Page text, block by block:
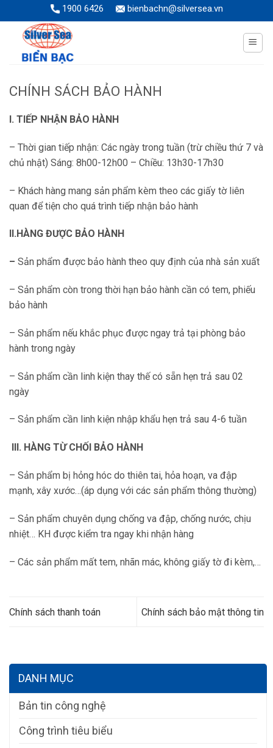
to
content
1900 6426 bienbachn@silversea.vn
DANH MỤC
Bản tin công nghệ
Công trình tiêu biểu
CHÍNH SÁCH BẢO HÀNH
I. TIẾP NHẬN BẢO HÀNH
– Thời gian tiếp nhận: Các ngày trong tuần (trừ chiều thứ 7 và
chủ nhật) Sáng: 8h00-12h00 – Chiều: 13h30-17h30
– Khách hàng mang sản phẩm kèm theo các giấy tờ liên
quan để tiện cho quá trình tiếp nhận bảo hành
II.HÀNG ĐƯỢC BẢO HÀNH
– Sản phẩm được bảo hành theo quy định của nhà sản xuất
– Sản phẩm còn trong thời hạn bảo hành cần có tem, phiếu
bảo hành
– Sản phẩm nếu khắc phục được ngay trả tại phòng bảo
hành trong ngày
– Sản phẩm cần linh kiện thay thế có sẵn hẹn trả sau 02
ngày
– Sản phẩm cần linh kiện nhập khẩu hẹn trả sau 4-6 tuần
III. HÀNG TỪ CHỐI BẢO HÀNH
– Sản phẩm bị hỏng hóc do thiên tai, hỏa hoạn, va đập
mạnh, xây xước…(áp dụng với các sản phẩm thông thường)
– Sản phẩm chuyên dụng chống va đập, chống nước, chịu
nhiệt… KH được kiểm tra ngay khi nhận hàng
– Các sản phẩm mất tem, nhãn mác, không giấy tờ đi kèm,…
Chính sách thanh toán Chính sách bảo mật thông tin